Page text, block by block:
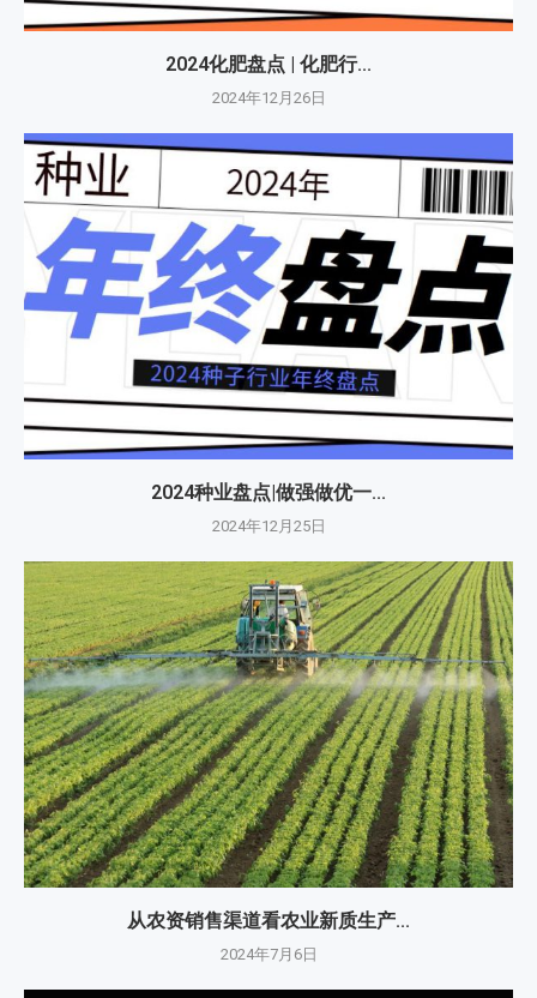
2024化肥盘点 | 化肥行...
2024年12月26日
2024种业盘点|做强做优一...
2024年12月25日
从农资销售渠道看农业新质生产...
2024年7月6日